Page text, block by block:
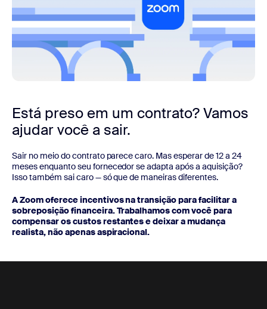
Está preso em um contrato?Vamos
ajudar você a sair.
Sair no meio do contrato parece caro. Mas esperar de 12 a 24
meses enquanto seu fornecedor se adapta após a aquisição?
Isso também sai caro — só que de maneiras diferentes.
A Zoom oferece incentivos na transição para facilitar a
sobreposição financeira. Trabalhamos com você para
compensar os custos restantes e deixar a mudança
realista, não apenas aspiracional.